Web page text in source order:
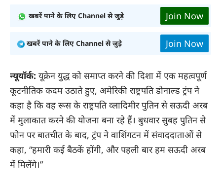
खबरें पाने के लिए Channel से जुड़े Join Now
खबरें पाने के लिए Channel से जुड़े Join Now
न्यूयॉर्क: यूक्रेन युद्ध को समाप्त करने की दिशा में एक महत्वपूर्ण
कूटनीतिक कदम उठाते हुए, अमेरिकी राष्ट्रपति डोनाल्ड ट्रंप ने
कहा है कि वह रूस के राष्ट्रपति व्लादिमीर पुतिन से सऊदी अरब
में मुलाकात करने की योजना बना रहे हैं। बुधवार सुबह पुतिन से
फोन पर बातचीत के बाद, ट्रंप ने वाशिंगटन में संवाददाताओं से
कहा, “हमारी कई बैठकें होंगी, और पहली बार हम सऊदी अरब
में मिलेंगे।”